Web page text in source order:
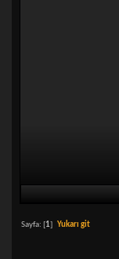
Sayfa: [ 1] Yukarı git